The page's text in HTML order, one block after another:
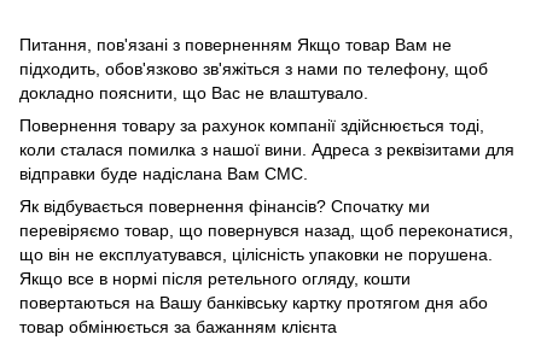
Питання, пов'язані з поверненням Якщо товар Вам не
підходить, обов'язково зв'яжіться з нами по телефону, щоб
докладно пояснити, що Вас не влаштувало.
Повернення товару за рахунок компанії здійснюється тоді,
коли сталася помилка з нашої вини. Адреса з реквізитами для
відправки буде надіслана Вам СМС.
Як відбувається повернення фінансів? Спочатку ми
перевіряємо товар, що повернувся назад, щоб переконатися,
що він не експлуатувався, цілісність упаковки не порушена.
Якщо все в нормі після ретельного огляду, кошти
повертаються на Вашу банківську картку протягом дня або
товар обмінюється за бажанням клієнта